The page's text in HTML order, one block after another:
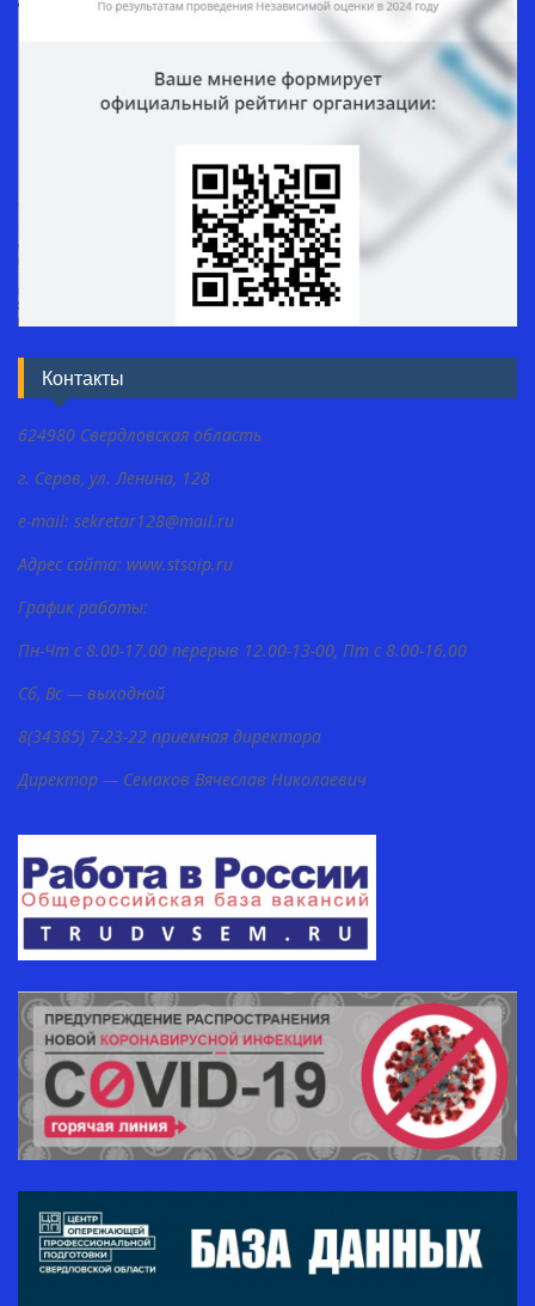
Контакты
624980 Свердловская область
г. Серов, ул. Ленина, 128
e-mail: sekretar128@mail.ru
Адрес сайта: www.stsoip.ru
График работы:
Пн-Чт с 8.00-17.00 перерыв 12.00-13-00, Пт с 8.00-16.00
Сб, Вс — выходной
8(34385) 7-23-22 приемная директора
Директор — Семаков Вячеслав Николаевич